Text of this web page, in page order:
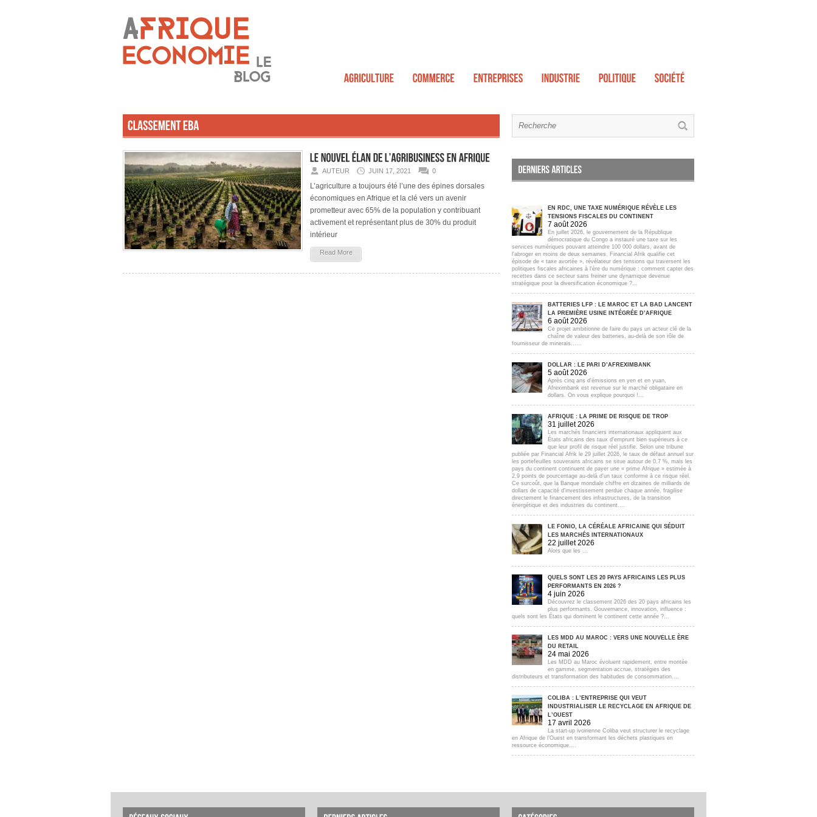
AUTEUR JUIN 17, 2021 0
L’agriculture a toujours été l’une des épines dorsales
économiques en Afrique et la clé vers un avenir
prometteur avec 65% de la population y contribuant
activement et représentant plus de 30% du produit
intérieur
Read More
EN RDC, UNE TAXE NUMÉRIQUE RÉVÈLE LES
TENSIONS FISCALES DU CONTINENT
7 août 2026
En juillet 2026, le gouvernement de la République
démocratique du Congo a instauré une taxe sur les
services numériques pouvant atteindre 100 000 dollars, avant de
l'abroger en moins de deux semaines. Financial Afrik qualifie cet
épisode de « taxe avortée », révélateur des tensions qui traversent les
politiques fiscales africaines à l'ère du numérique : comment capter des
recettes dans ce secteur sans freiner une dynamique devenue
stratégique pour la diversification économique ?...
BATTERIES LFP : LE MAROC ET LA BAD LANCENT
LA PREMIÈRE USINE INTÉGRÉE D’AFRIQUE
6 août 2026
Ce projet ambitionne de faire du pays un acteur clé de la
chaîne de valeur des batteries, au-delà de son rôle de
fournisseur de minerais......
DOLLAR : LE PARI D’AFREXIMBANK
5 août 2026
Après cinq ans d'émissions en yen et en yuan,
Afreximbank est revenue sur le marché obligataire en
dollars. On vous explique pourquoi !...
AFRIQUE : LA PRIME DE RISQUE DE TROP
31 juillet 2026
Les marchés financiers internationaux appliquent aux
États africains des taux d'emprunt bien supérieurs à ce
que leur profil de risque réel justifie. Selon une tribune
publiée par Financial Afrik le 29 juillet 2026, le taux de défaut annuel sur
les portefeuilles souverains africains se situe autour de 0,7 %, mais les
pays du continent continuent de payer une « prime Afrique » estimée à
2,9 points de pourcentage au-delà d'un taux conforme à ce risque réel.
Ce surcoût, que la Banque mondiale chiffre en dizaines de milliards de
dollars de capacité d'investissement perdue chaque année, fragilise
directement le financement des infrastructures, de la transition
énergétique et des industries du continent....
LE FONIO, LA CÉRÉALE AFRICAINE QUI SÉDUIT
LES MARCHÉS INTERNATIONAUX
22 juillet 2026
Alors que les ...
QUELS SONT LES 20 PAYS AFRICAINS LES PLUS
PERFORMANTS EN 2026 ?
4 juin 2026
Découvrez le classement 2026 des 20 pays africains les
plus performants. Gouvernance, innovation, influence :
quels sont les États qui dominent le continent cette année ?...
LES MDD AU MAROC : VERS UNE NOUVELLE ÈRE
DU RETAIL
24 mai 2026
Les MDD au Maroc évoluent rapidement, entre montée
en gamme, segmentation accrue, stratégies des
distributeurs et transformation des habitudes de consommation....
COLIBA : L’ENTREPRISE QUI VEUT
INDUSTRIALISER LE RECYCLAGE EN AFRIQUE DE
L’OUEST
17 avril 2026
La start-up ivoirienne Coliba veut structurer le recyclage
en Afrique de l’Ouest en transformant les déchets plastiques en
ressource économique....